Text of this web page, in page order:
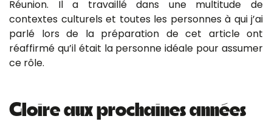
Réunion. Il a travaillé dans une multitude de
contextes culturels et toutes les personnes à qui j’ai
parlé lors de la préparation de cet article ont
réaffirmé qu’il était la personne idéale pour assumer
ce rôle.
Gloire aux prochaines années